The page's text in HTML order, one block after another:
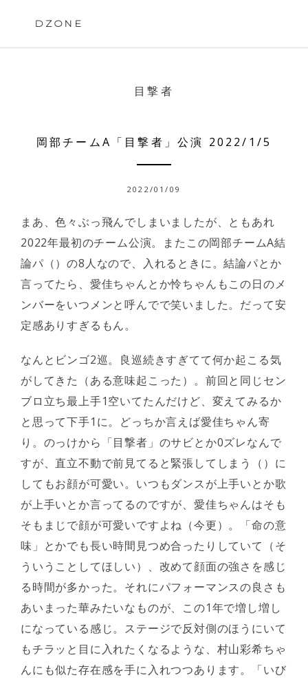
DZONE
目撃者
岡部チームA「目撃者」公演 2022/1/5
2022/01/09
まあ、色々ぶっ飛んでしまいましたが、ともあれ
2022年最初のチーム公演。またこの岡部チームA結
論パ（）の8人なので、入れるときに。結論パとか
言ってたら、愛佳ちゃんとか怜ちゃんもこの日のメ
ンバーをいつメンと呼んでで笑いました。だって安
定感ありすぎるもん。
なんとビンゴ2巡。良巡続きすぎてて何か起こる気
がしてきた（ある意味起こった）。前回と同じセン
ブロ立ち最上手1空いてたんだけど、変えてみるか
と思って下手1に。どっちか言えば愛佳ちゃん寄
り。のっけから「目撃者」のサビとか0ズレなんで
すが、直立不動で前見てると緊張してしまう（）に
してもお顔が可愛い。いつもダンスが上手いとか歌
が上手いとか言ってるのですが、愛佳ちゃんはそも
そもまじで顔が可愛いですよね（今更）。「命の意
味」とかでも長い時間見つめ合ったりしていて（そ
ういうことしてほしい）、改めて顔面の強さを感じ
る時間が多かった。それにパフォーマンスの良さも
あいまった華みたいなものが、この1年で増し増し
になっている感じ。ステージで反対側のほうにいて
もチラッと目に入れたくなるような、村山彩希ちゃ
んにも似た存在感を手に入れつつあります。「いび